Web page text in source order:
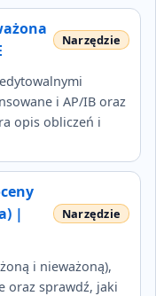
i AP/IB oraz
opis obliczeń i
|
i nieważoną),
oraz sprawdź, jaki